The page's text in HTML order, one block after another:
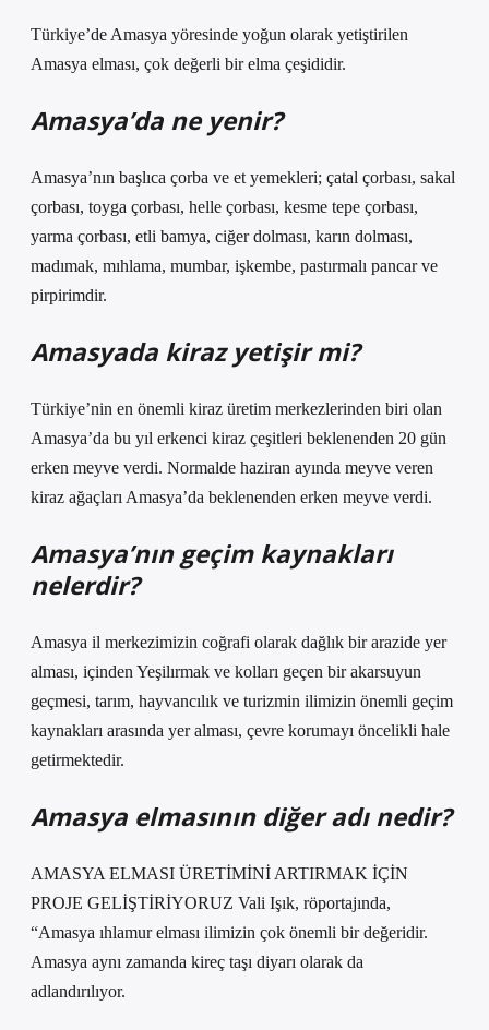
Türkiye’de Amasya yöresinde yoğun olarak yetiştirilen
Amasya elması, çok değerli bir elma çeşididir.
Amasya’da ne yenir?
Amasya’nın başlıca çorba ve et yemekleri; çatal çorbası, sakal
çorbası, toyga çorbası, helle çorbası, kesme tepe çorbası,
yarma çorbası, etli bamya, ciğer dolması, karın dolması,
madımak, mıhlama, mumbar, işkembe, pastırmalı pancar ve
pirpirimdir.
Amasyada kiraz yetişir mi?
Türkiye’nin en önemli kiraz üretim merkezlerinden biri olan
Amasya’da bu yıl erkenci kiraz çeşitleri beklenenden 20 gün
erken meyve verdi. Normalde haziran ayında meyve veren
kiraz ağaçları Amasya’da beklenenden erken meyve verdi.
Amasya’nın geçim kaynakları
nelerdir?
Amasya il merkezimizin coğrafi olarak dağlık bir arazide yer
alması, içinden Yeşilırmak ve kolları geçen bir akarsuyun
geçmesi, tarım, hayvancılık ve turizmin ilimizin önemli geçim
kaynakları arasında yer alması, çevre korumayı öncelikli hale
getirmektedir.
Amasya elmasının diğer adı nedir?
AMASYA ELMASI ÜRETİMİNİ ARTIRMAK İÇİN
PROJE GELİŞTİRİYORUZ Vali Işık, röportajında,
“Amasya ıhlamur elması ilimizin çok önemli bir değeridir.
Amasya aynı zamanda kireç taşı diyarı olarak da
adlandırılıyor.